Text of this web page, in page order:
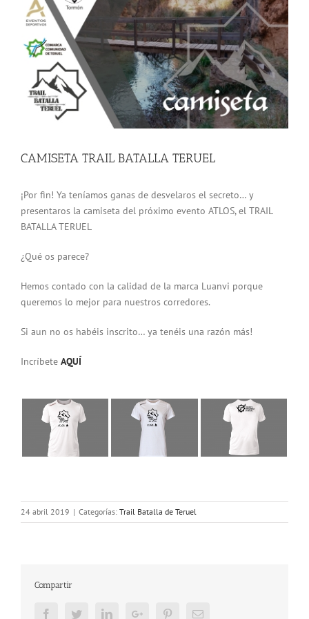
grande
CAMISETA TRAIL BATALLA TERUEL
¡Por fin! Ya teníamos ganas de desvelaros el secreto… y
presentaros la camiseta del próximo evento ATLOS, el TRAIL
BATALLA TERUEL
¿Qué os parece?
Hemos contado con la calidad de la marca Luanvi porque
queremos lo mejor para nuestros corredores.
Si aun no os habéis inscrito… ya tenéis una razón más!
Incríbete AQUÍ
24 abril 2019 | Categorías: Trail Batalla de Teruel
Compartir
FacebookTwitterLinkedInGoogle+ PinterestEmail